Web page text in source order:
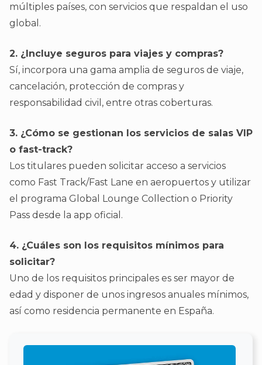
múltiples países, con servicios que respaldan el uso
global.
2. ¿Incluye seguros para viajes y compras?
Sí, incorpora una gama amplia de seguros de viaje,
cancelación, protección de compras y
responsabilidad civil, entre otras coberturas.
3. ¿Cómo se gestionan los servicios de salas VIP
o fast-track?
Los titulares pueden solicitar acceso a servicios
como Fast Track/Fast Lane en aeropuertos y utilizar
el programa Global Lounge Collection o Priority
Pass desde la app oficial.
4. ¿Cuáles son los requisitos mínimos para
solicitar?
Uno de los requisitos principales es ser mayor de
edad y disponer de unos ingresos anuales mínimos,
así como residencia permanente en España.